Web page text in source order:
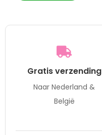
Gratis verzending
Naar Nederland &
België